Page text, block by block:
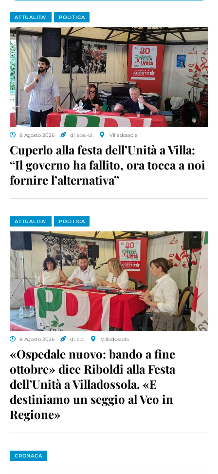
ATTUALITA' POLITICA
8 Agosto 2026 di a.te.-v.l. Villadossola
Cuperlo alla festa dell’Unità a Villa:
“Il governo ha fallito, ora tocca a noi
fornire l’alternativa”
ATTUALITA' POLITICA
8 Agosto 2026 di a.p. Villadossola
«Ospedale nuovo: bando a fine
ottobre» dice Riboldi alla Festa
dell’Unità a Villadossola. «E
destiniamo un seggio al Vco in
Regione»
CRONACA